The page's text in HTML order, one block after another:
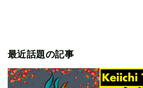
最近話題の記事